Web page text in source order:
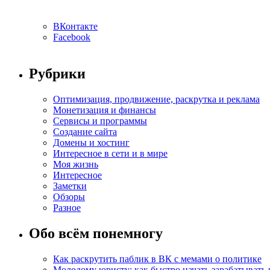
ВКонтакте
Facebook
Рубрики
Оптимизация, продвижение, раскрутка и реклама
Монетизация и финансы
Сервисы и программы
Создание сайта
Домены и хостинг
Интересное в сети и в мире
Моя жизнь
Интересное
Заметки
Обзоры
Разное
Обо всём понемногу
Как раскрутить паблик в ВК с мемами о политике